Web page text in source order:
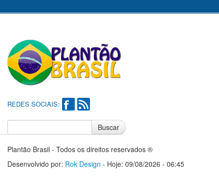
REDES SOCIAIS:
Buscar
Plantão Brasil - Todos os direitos reservados ®
Desenvolvido por: Rok Design - Hoje: 09/08/2026 - 06:45